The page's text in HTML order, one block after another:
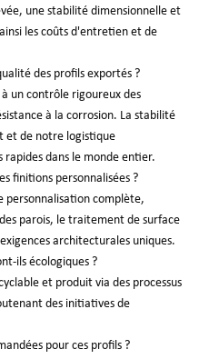
une stabilité dimensionnelle et
les coûts d'entretien et de
des profils exportés ?
un contrôle rigoureux des
à la corrosion. La stabilité
et de notre logistique
dans le monde entier.
finitions personnalisées ?
personnalisation complète,
parois, le traitement de surface
architecturales uniques.
ils écologiques ?
et produit via des processus
des initiatives de
pour ces profils ?